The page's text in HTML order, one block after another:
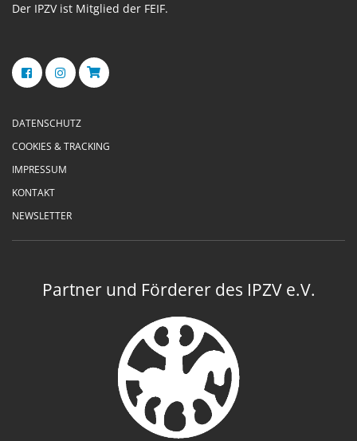
Der IPZV ist Mitglied der FEIF.
DATENSCHUTZ
COOKIES & TRACKING
IMPRESSUM
KONTAKT
NEWSLETTER
Partner und Förderer des IPZV e.V.